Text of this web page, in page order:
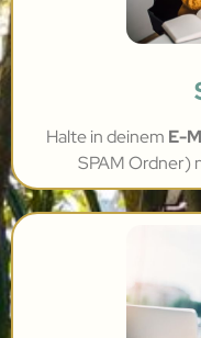
Halte in deinem E-
SPAM Ordner)